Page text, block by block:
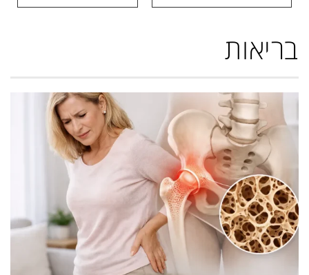
בריאות